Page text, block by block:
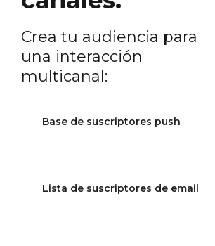
Crea tu audiencia para
una interacción
multicanal:
Base de suscriptores push
Push y tráelos de vuelta a
Lista de suscriptores de email